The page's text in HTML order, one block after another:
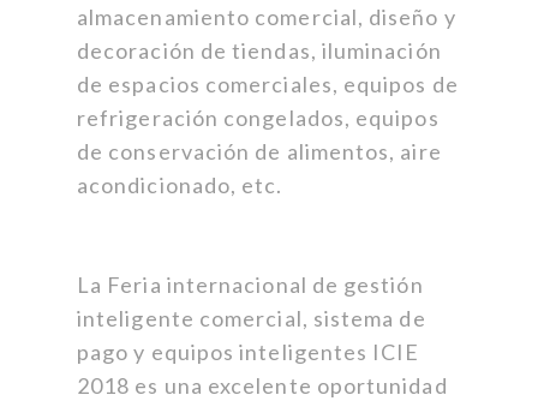
almacenamiento comercial, diseño y
decoración de tiendas, iluminación
de espacios comerciales, equipos de
refrigeración congelados, equipos
de conservación de alimentos, aire
acondicionado, etc.
La Feria internacional de gestión
inteligente comercial, sistema de
pago y equipos inteligentes ICIE
2018 es una excelente oportunidad